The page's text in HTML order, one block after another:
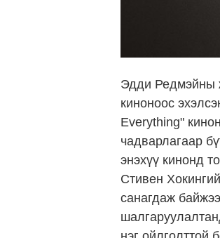
Эдди Редмэйны
киноноос
Everything"
чадварлагаар
энэхүү кинонд
Стивен
санагдаж